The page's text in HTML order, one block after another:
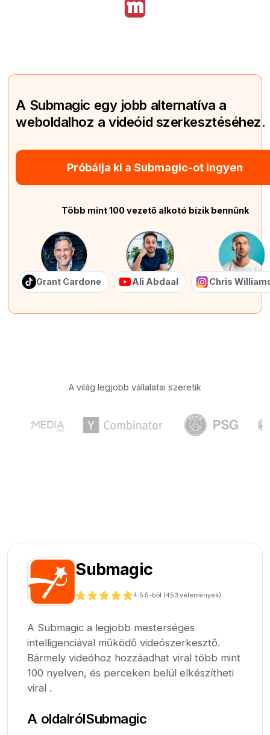
A Submagic egy jobb alternatíva a
weboldalhoz a videóid szerkesztéséhez.
Próbálja ki a Submagic-ot ingyen
Több mint 100 vezető alkotó bízik bennünk
Grant Cardone Ali Abdaal Chris
A világ legjobb vállalatai szeretik
Submagic
4.5 5-ből (453 vélemények)
A Submagic a legjobb mesterséges
intelligenciával működő videószerkesztő.
Bármely videóhoz hozzáadhat viral több mint
100 nyelven, és perceken belül elkészítheti
viral .
A oldalrólSubmagic